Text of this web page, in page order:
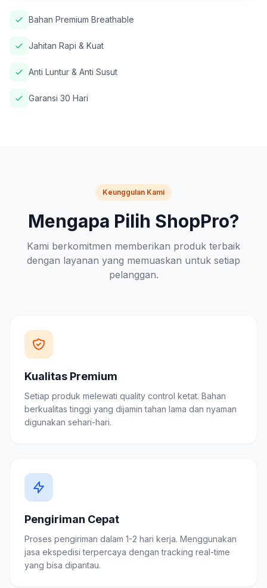
Bahan Premium Breathable
Jahitan Rapi & Kuat
Anti Luntur & Anti Susut
Garansi 30 Hari
Keunggulan Kami
Mengapa Pilih ShopPro?
Kami berkomitmen memberikan produk terbaik
dengan layanan yang memuaskan untuk setiap
pelanggan.
Kualitas Premium
Setiap produk melewati quality control ketat. Bahan
berkualitas tinggi yang dijamin tahan lama dan nyaman
digunakan sehari-hari.
Pengiriman Cepat
Proses pengiriman dalam 1-2 hari kerja. Menggunakan
jasa ekspedisi terpercaya dengan tracking real-time
yang bisa dipantau.